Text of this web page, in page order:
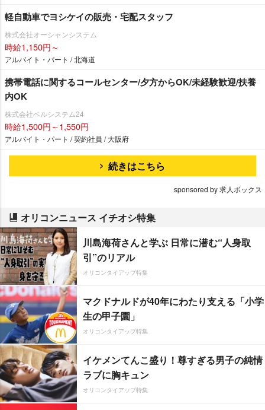
軽自動車でヨシケイの販売・宅配スタッフ
株式会社オーシャンシステム
時給1,150円～
アルバイト・パート / 北海道
携帯電話に関するコールセンター/夕方からOK/未経験歓迎/扶養
内OK
株式会社ベルシステム24
時給1,500円～1,550円
アルバイト・パート / 契約社員 / 大阪府
続きはこちら
sponsored by 求人ボックス
オリコンニュース イチオシ特集
川島海荷さんと学ぶ 日常に潜む“人身取
引”のリアル
オリコンタイアップ特集
マクドナルドが40年にわたり支える「小学
生の甲子園」
オリコンタイアップ特集
イケメンてんこ盛り！尊すぎる男子の純情
ラブに胸キュン
オリコンタイアップ特集